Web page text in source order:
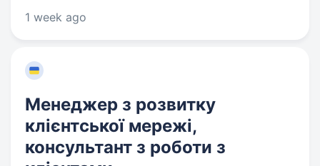
1 week ago
Менеджер з розвитку
клієнтської мережі,
консультант з роботи з